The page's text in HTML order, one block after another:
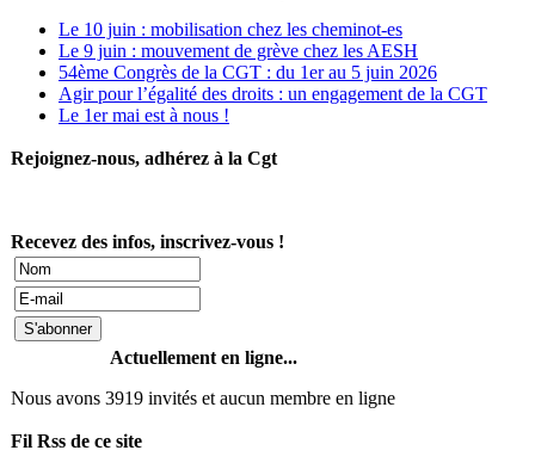
Le 10 juin : mobilisation chez les cheminot-es
Le 9 juin : mouvement de grève chez les AESH
54ème Congrès de la CGT : du 1er au 5 juin 2026
Agir pour l’égalité des droits : un engagement de la CGT
Le 1er mai est à nous !
Rejoignez-nous, adhérez à la Cgt
Recevez des infos, inscrivez-vous !
Actuellement en ligne...
Nous avons 3919 invités et aucun membre en ligne
Fil Rss de ce site